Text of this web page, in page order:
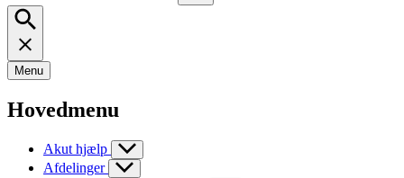
Menu
Hovedmenu
Akut hjælp
Afdelinger